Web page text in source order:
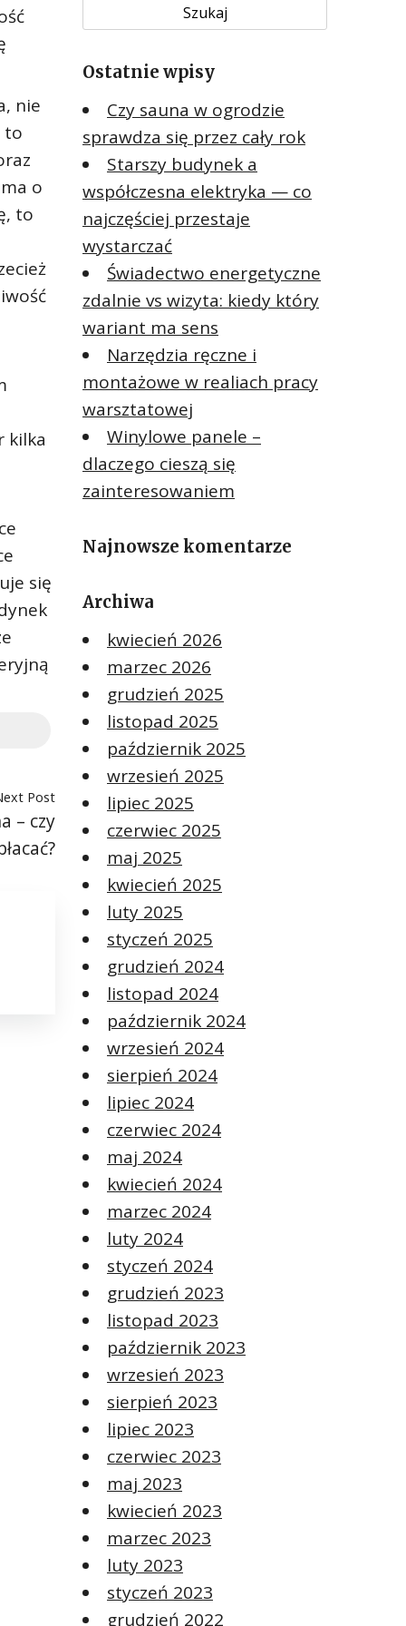
nie
to
o
to
kilka
się
Post
– czy
k
jOstatnie wpisy
Czy sauna w ogrodzie
sprawdza się przez cały rok
Starszy budynek a
współczesna elektryka — co
najczęściej przestaje
wystarczać
Świadectwo energetyczne
zdalnie vs wizyta: kiedy który
wariant ma sens
Narzędzia ręczne i
montażowe w realiach pracy
warsztatowej
Winylowe panele –
dlaczego cieszą się
zainteresowaniem
Najnowsze komentarze
Archiwa
kwiecień 2026
marzec 2026
grudzień 2025
listopad 2025
październik 2025
wrzesień 2025
lipiec 2025
czerwiec 2025
maj 2025
kwiecień 2025
luty 2025
styczeń 2025
grudzień 2024
listopad 2024
październik 2024
wrzesień 2024
sierpień 2024
lipiec 2024
czerwiec 2024
maj 2024
kwiecień 2024
marzec 2024
luty 2024
styczeń 2024
grudzień 2023
listopad 2023
październik 2023
wrzesień 2023
sierpień 2023
lipiec 2023
czerwiec 2023
maj 2023
kwiecień 2023
marzec 2023
luty 2023
styczeń 2023
grudzień 2022